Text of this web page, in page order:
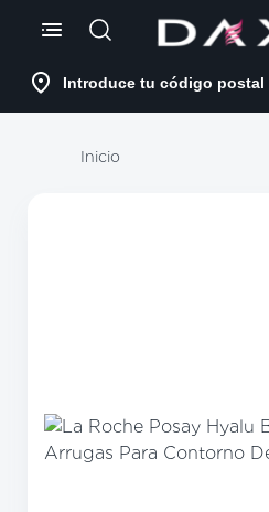
Introduce tu código postal
Inicio